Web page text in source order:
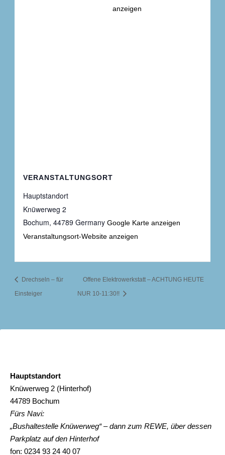
anzeigen
VERANSTALTUNGSORT
Hauptstandort
Knüwerweg 2
Bochum, 44789 Germany Google Karte anzeigen
Veranstaltungsort-Website anzeigen
Drechseln – für
Einsteiger
Offene Elektrowerkstatt – ACHTUNG HEUTE
NUR 10-11:30!!
Hauptstandort
Knüwerweg 2 (Hinterhof)
44789 Bochum
Fürs Navi:
„Bushaltestelle Knüwerweg“ – dann zum REWE, über dessen
Parkplatz auf den Hinterhof
fon: 0234 93 24 40 07